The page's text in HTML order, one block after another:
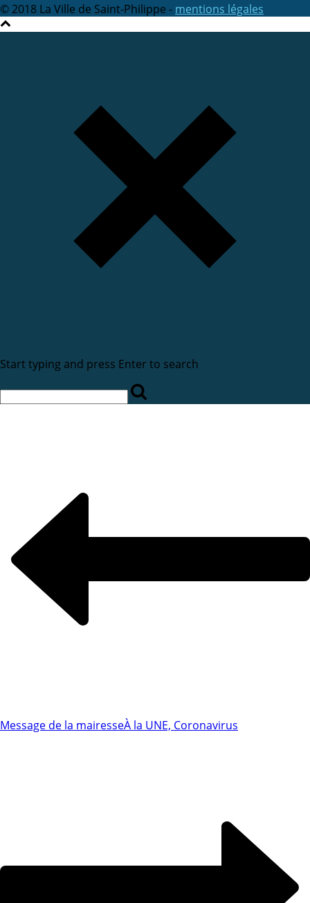
© 2018 La Ville de Saint-Philippe - mentions légales
Start typing and press Enter to search
Message de la mairesseÀ la UNE, Coronavirus